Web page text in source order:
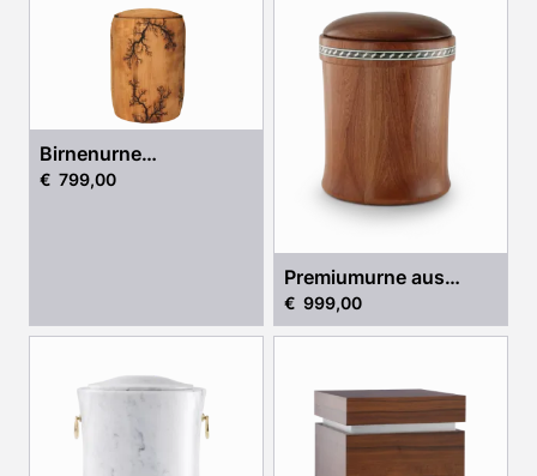
Birnenurne
„Geborgenheit“
€ 799,00
Premiumurne aus
Mahaghoni
€ 999,00